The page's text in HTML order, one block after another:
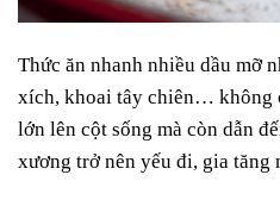
Thức ăn nhanh nhiều dầu mỡ
xích, khoai tây chiên… không
lớn lên cột sống mà còn dẫn
xương trở nên yếu đi, gia tăng